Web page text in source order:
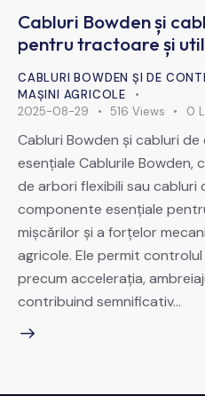
Cabluri Bowden și
pentru tractoare și
CABLURI BOWDEN ȘI DE
MAȘINI AGRICOLE
2025-08-29
516 Views 0
Cabluri Bowden și cabluri
esențiale Cablurile Bowden,
de arbori flexibili sau cabluri
componente esențiale
mișcărilor și a forțelor
agricole. Ele permit
precum accelerația,
contribuind semnificativ…